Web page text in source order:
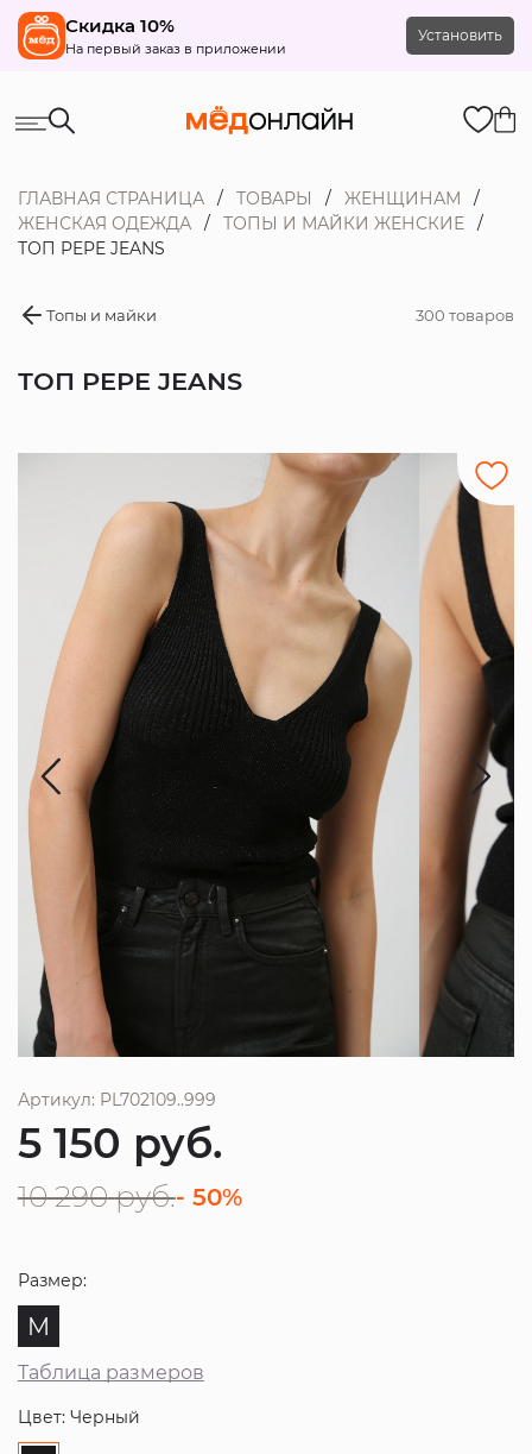
Скидка 10%
На первый заказ в приложении
Установить
ГЛАВНАЯ СТРАНИЦА ТОВАРЫ
ЖЕНЩИНАМ
ЖЕНСКАЯ ОДЕЖДА
ТОПЫ И МАЙКИ ЖЕНСКИЕ
ТОП PEPE JEANS
Топы и майки 300 товаров
ТОП PEPE JEANS
Артикул: PL702109..999
5 150 руб.
10 290 руб.- 50%
Размер:
M
Таблица размеров
Цвет: Черный